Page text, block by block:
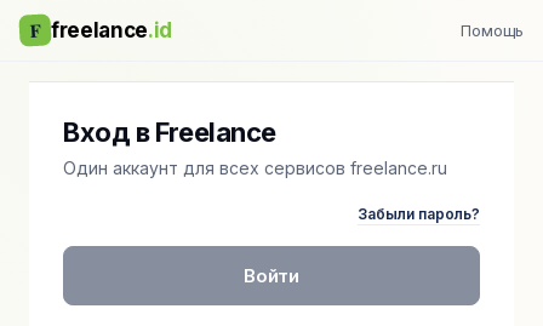
F freelance.id Помощь
Вход в Freelance
Один аккаунт для всех сервисов freelance.ru
Забыли пароль?
Войти